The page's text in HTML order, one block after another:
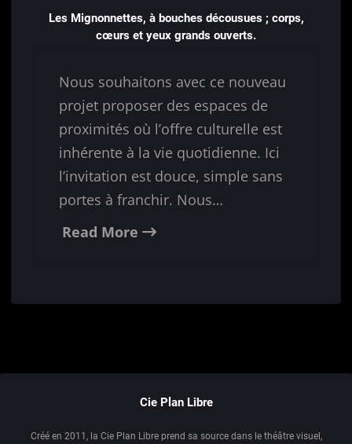
Les Mignonnettes, à bouches décousues ; corps,
cœurs et yeux grands ouverts.
Nous souhaitons avec ce nouveau
projet proposer des espaces de
proximités où l’offre culturelle est
inhérente à la vie quotidienne. Ici
l’invitation est douce, simple sans
portes à franchir. Nous…
Read More
Cie Plan Libre
Créé en 2011, la Cie Plan Libre prend sa source dans le théâtre visuel,